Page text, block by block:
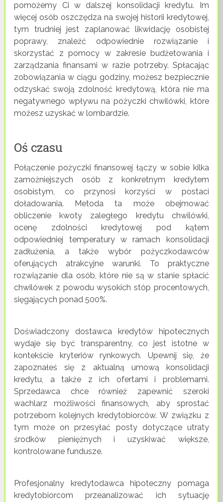
pomożemy Ci w dalszej konsolidacji kredytu. Im
więcej osób oszczędza na swojej historii kredytowej,
tym trudniej jest zaplanować likwidację osobistej
poprawy, znaleźć odpowiednie rozwiązanie i
skorzystać z pomocy w zakresie budżetowania i
zarządzania finansami w razie potrzeby. Spłacając
zobowiązania w ciągu godziny, możesz bezpiecznie
odzyskać swoją zdolność kredytową, która nie ma
negatywnego wpływu na pożyczki chwilówki, które
możesz uzyskać w lombardzie.
Oś czasu
Połączenie pożyczki finansowej łączy w sobie kilka
zamożniejszych osób z konkretnym kredytem
osobistym, co przynosi korzyści w postaci
doładowania. Metoda ta może obejmować
obliczenie kwoty zaległego kredytu chwilówki,
ocenę zdolności kredytowej pod kątem
odpowiedniej temperatury w ramach konsolidacji
zadłużenia, a także wybór pożyczkodawców
oferujących atrakcyjne warunki. To praktyczne
rozwiązanie dla osób, które nie są w stanie spłacić
chwilówek z powodu wysokich stóp procentowych,
sięgających ponad 500%.
Doświadczony dostawca kredytów hipotecznych
wydaje się być transparentny, co jest istotne w
kontekście kryteriów rynkowych. Upewnij się, że
zapoznałeś się z aktualną umową konsolidacji
kredytu, a także z ich ofertami i problemami.
Sprzedawca chce również zapewnić szeroki
wachlarz możliwości finansowych, aby sprostać
potrzebom kolejnych kredytobiorców. W związku z
tym może on przesyłać posty dotyczące utraty
środków pieniężnych i uzyskiwać większe,
kontrolowane fundusze.
Profesjonalny kredytodawca hipoteczny pomaga
kredytobiorcom przeanalizować ich sytuację